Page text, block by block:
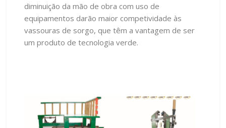
diminuição da mão de obra com uso de
equipamentos darão maior competividade às
vassouras de sorgo, que têm a vantagem de ser
um produto de tecnologia verde.